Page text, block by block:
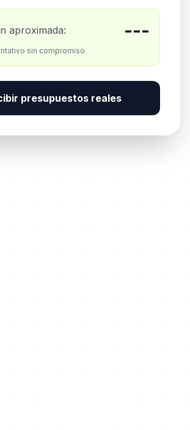
aproximada: ---
sin compromiso
presupuestos reales